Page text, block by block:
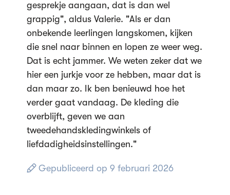
gesprekje aangaan, dat is dan wel
grappig", aldus Valerie. "Als er dan
onbekende leerlingen langskomen, kijken
die snel naar binnen en lopen ze weer weg.
Dat is echt jammer. We weten zeker dat we
hier een jurkje voor ze hebben, maar dat is
dan maar zo. Ik ben benieuwd hoe het
verder gaat vandaag. De kleding die
overblijft, geven we aan
tweedehandskledingwinkels of
liefdadigheidsinstellingen."
Gepubliceerd op 9 februari 2026